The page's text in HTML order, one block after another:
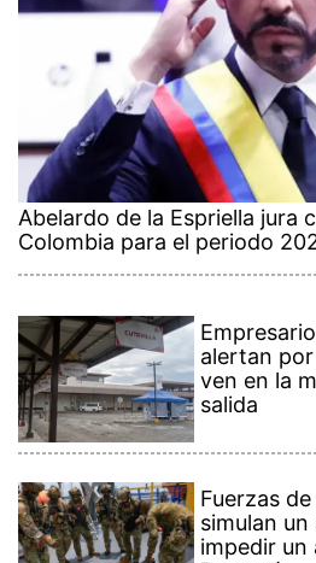
Abelardo de la Espriella jura
Colombia para el periodo
alertan
ven en la
salida
Fuerzas
simulan
impedir un